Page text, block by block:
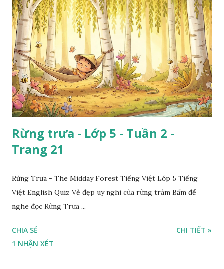
Rừng trưa - Lớp 5 - Tuần 2 -
Trang 21
Rừng Trưa - The Midday Forest Tiếng Việt Lớp 5 Tiếng
Việt English Quiz Vẻ đẹp uy nghi của rừng tràm Bấm để
nghe đọc Rừng Trưa ...
CHIA SẺ
1 NHẬN XÉT
CHI TIẾT »